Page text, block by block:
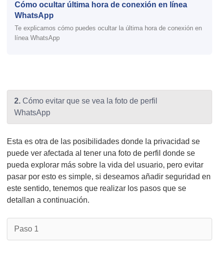
Cómo ocultar última hora de conexión en línea
WhatsApp
Te explicamos cómo puedes ocultar la última hora de conexión en
línea WhatsApp
2. Cómo evitar que se vea la foto de perfil
WhatsApp
Esta es otra de las posibilidades donde la privacidad se
puede ver afectada al tener una foto de perfil donde se
pueda explorar más sobre la vida del usuario, pero evitar
pasar por esto es simple, si deseamos añadir seguridad en
este sentido, tenemos que realizar los pasos que se
detallan a continuación.
Paso 1